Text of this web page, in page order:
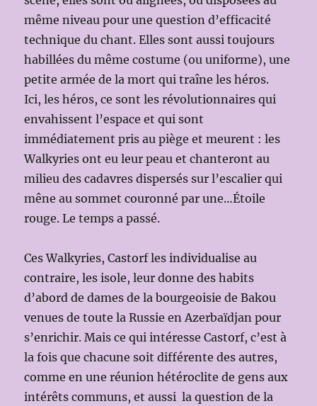
même niveau pour une question d’efficacité
technique du chant. Elles sont aussi toujours
habillées du même costume (ou uniforme), une
petite armée de la mort qui traîne les héros.
Ici, les héros, ce sont les révolutionnaires qui
envahissent l’espace et qui sont
immédiatement pris au piège et meurent : les
Walkyries ont eu leur peau et chanteront au
milieu des cadavres dispersés sur l’escalier qui
mêne au sommet couronné par une…Étoile
rouge. Le temps a passé.
Ces Walkyries, Castorf les individualise au
contraire, les isole, leur donne des habits
d’abord de dames de la bourgeoisie de Bakou
venues de toute la Russie en Azerbaïdjan pour
s’enrichir. Mais ce qui intéresse Castorf, c’est à
la fois que chacune soit différente des autres,
comme en une réunion hétéroclite de gens aux
intérêts communs, et aussi la question de la